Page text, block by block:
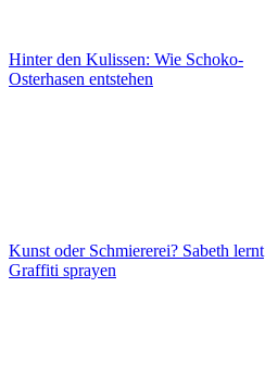
Hinter den Kulissen: Wie Schoko-
Osterhasen entstehen
Kunst oder Schmiererei? Sabeth lernt
Graffiti sprayen